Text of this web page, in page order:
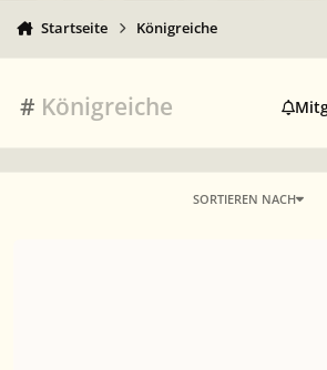
Startseite Königreiche
# Königreiche
SORTIEREN NACH